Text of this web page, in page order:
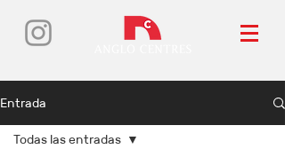
Entrada
Todas las entradas